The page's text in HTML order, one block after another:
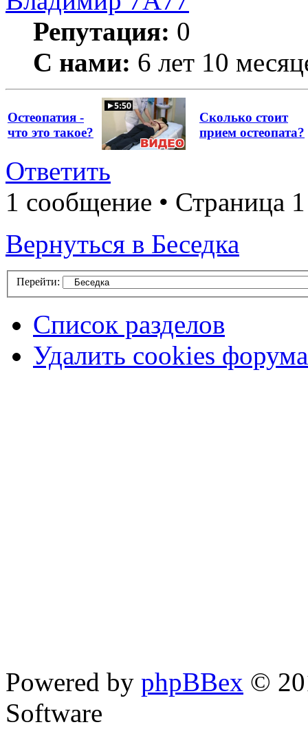
Репутация: 0
С нами: 6 лет 10
Остеопатия -
что это такое?
Сколько стоит
прием остеопата?
Ответить
1 сообщение • Страница
Вернуться в Беседка
Перейти:
Список разделов
Удалить cookies форума
Powered by phpBBex ©
Software